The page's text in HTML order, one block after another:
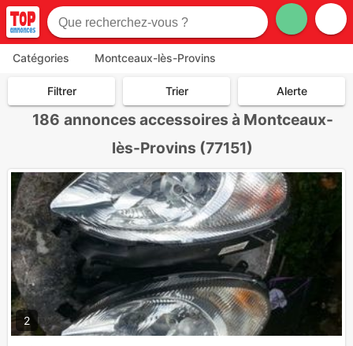
Catégories Montceaux-lès-Provins
Filtrer Trier Alerte
186 annonces accessoires à Montceaux-
lès-Provins (77151)
2